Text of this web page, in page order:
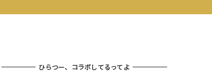
ひらつー、コラボしてるってよ